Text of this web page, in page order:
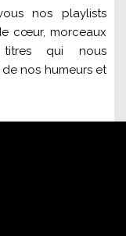
nos playlists
cœur, morceaux
qui nous
nos humeurs et